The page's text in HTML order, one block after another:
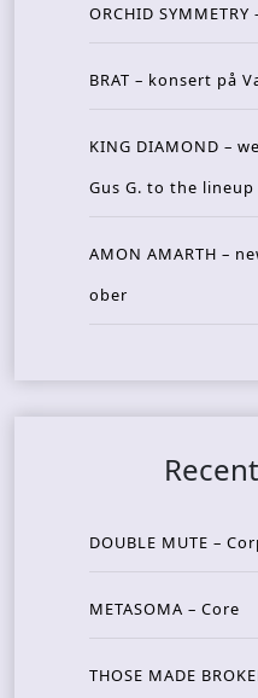
ORCHID
BRAT – konsert på
KING DIAMOND –
Gus G. to the lineup
AMON AMARTH –
ober
DOUBLE MUTE –
METASOMA – Core
THOSE MADE